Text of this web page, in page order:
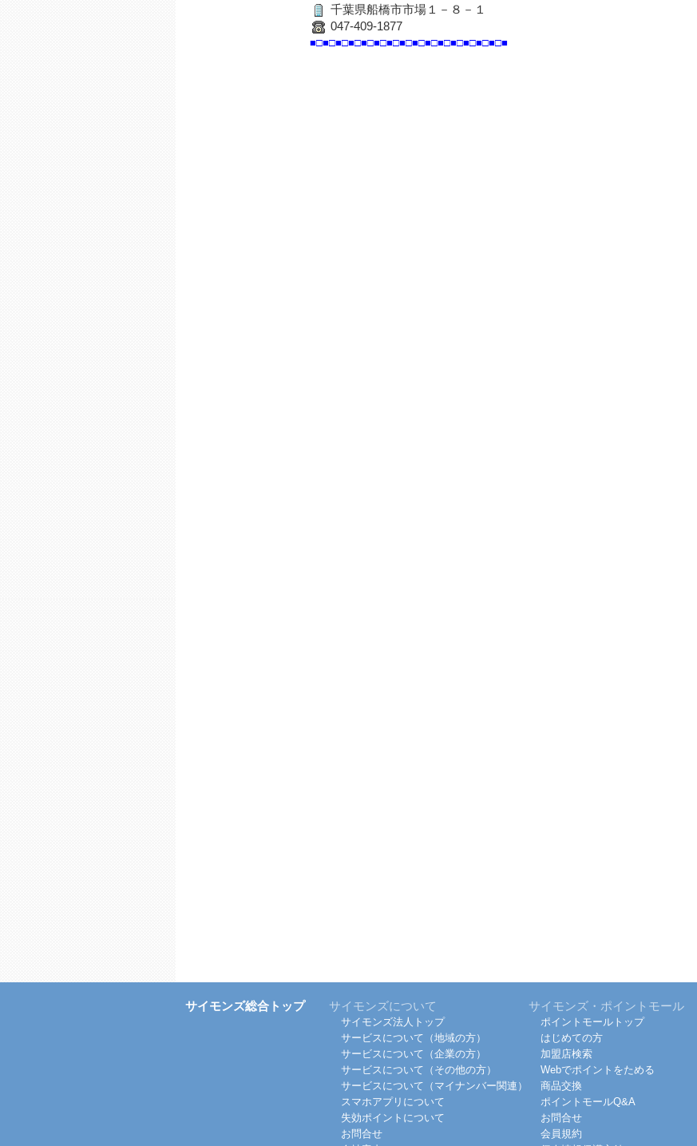
千葉県船橋市市場１－８－１
047-409-1877
■□■□■□■□■□■□■□■□■□■□■□■□■□■□■□■
サイモンズ総合トップ サイモンズについて
サイモンズ法人トップ
サービスについて（地域の方）
サービスについて（企業の方）
サービスについて（その他の方）
サービスについて（マイナンバー関連）
スマホアプリについて
失効ポイントについて
お問合せ
サイモンズ・ポイントモール
ポイントモールトップ
はじめての方
加盟店検索
Webでポイントをためる
商品交換
ポイントモールQ&A
お問合せ
会員規約